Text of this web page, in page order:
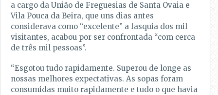
a cargo da União de Freguesias de Santa Ovaia e
Vila Pouca da Beira, que uns dias antes
considerava como “excelente” a fasquia dos mil
visitantes, acabou por ser confrontada “com cerca
de três mil pessoas”.
“Esgotou tudo rapidamente. Superou de longe as
nossas melhores expectativas. As sopas foram
consumidas muito rapidamente e tudo o que havia